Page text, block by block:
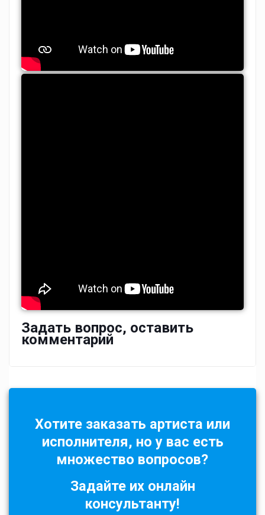
Задать вопрос, оставить
комментарий
Хотите заказать артиста или
исполнителя, но у вас есть
множество вопросов?
Задайте их онлайн
консультанту!